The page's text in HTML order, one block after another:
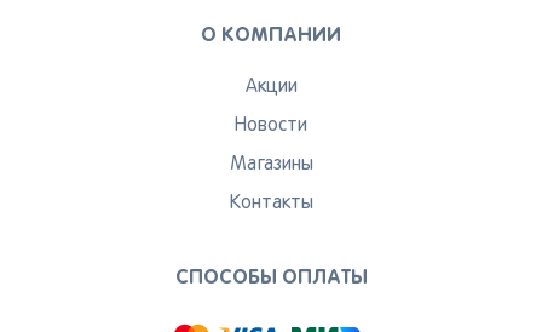
О КОМПАНИИ
Акции
Новости
Магазины
Контакты
СПОСОБЫ ОПЛАТЫ